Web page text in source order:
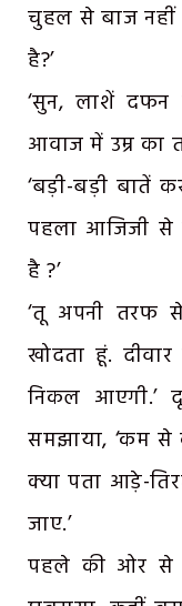
चुहल से बाज नहीं
है?’
‘सुन, लाशें दफन
आवाज में उम्र का
‘बड़ी-बड़ी बातें
पहला आजिजी से
है ?’
‘तू अपनी तरफ
खोदता हूं.
निकल आएगी.’
समझाया, ‘कम से
क्या पता आड़े-
जाए.’
पहले की ओर से